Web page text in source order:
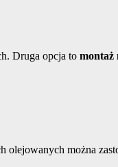
Druga opcja to montaż
olejowanych można